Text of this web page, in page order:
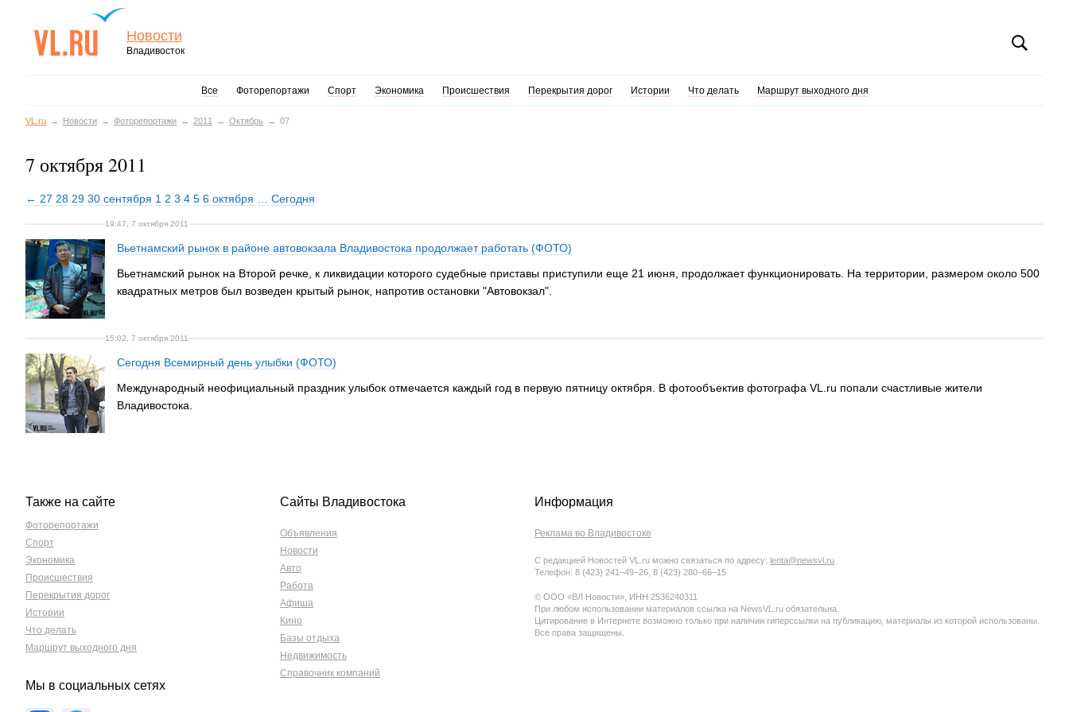
Новости
Владивосток
Все Фоторепортажи Спорт Экономика Происшествия Перекрытия дорог Истории Что делать Маршрут выходного дня
VL.ru Новости Фоторепортажи 2011 Октябрь 07
7 октября 2011
← 27 28 29 30 сентября 1 2 3 4 5 6 октября Сегодня
19:47, 7 октября 2011
Вьетнамский рынок в районе автовокзала Владивостока продолжает работать (ФОТО)
Вьетнамский рынок на Второй речке, к ликвидации которого судебные приставы приступили еще 21 июня, продолжает функционировать. На территории, размером около 500
квадратных метров был возведен крытый рынок, напротив остановки "Автовокзал".
15:02, 7 октября 2011
Сегодня Всемирный день улыбки (ФОТО)
Международный неофициальный праздник улыбок отмечается каждый год в первую пятницу октября. В фотообъектив фотографа VL.ru попали счастливые жители
Владивостока.
Также на сайте
Фоторепортажи
Спорт
Экономика
Происшествия
Перекрытия дорог
Истории
Что делать
Маршрут выходного дня
Мы в социальных сетях
Сайты Владивостока
Объявления
Новости
Авто
Работа
Афиша
Кино
Базы отдыха
Недвижимость
Справочник компаний
Информация
Реклама во Владивостоке
С редакцией Новостей VL.ru можно связаться по адресу: lenta@newsvl.ru
Телефон: 8 (423) 241−49−26, 8 (423) 280−66−15
© ООО «ВЛ Новости», ИНН 2536240311
При любом использовании материалов ссылка на NewsVL.ru обязательна.
Цитирование в Интернете возможно только при наличии гиперссылки на публикацию, материалы из которой использованы.
Все права защищены.